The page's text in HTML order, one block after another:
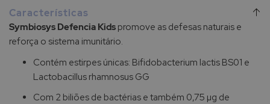
Características
Symbiosys Defencia Kids promove as defesas naturais e
reforça o sistema imunitário.
Contém estirpes únicas: Bifidobacterium lactis BS01 e
Lactobacillus rhamnosus GG
Com 2 biliões de bactérias e também 0,75 µg de